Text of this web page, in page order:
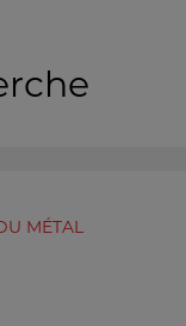
MÉTAL